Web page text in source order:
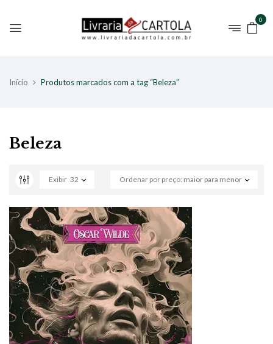
0
Início Produtos marcados com a tag “Beleza”
Beleza
Ordenar por preço: maior para menor
Exibir 32